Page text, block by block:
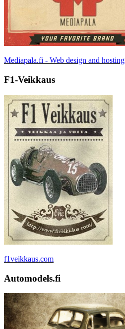
Mediapala.fi - Web design and hosting
F1-Veikkaus
f1veikkaus.com
Automodels.fi